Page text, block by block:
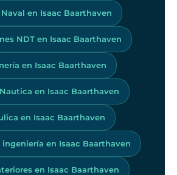
en Isaac Baarthaven
NDT en Isaac Baarthaven
en Isaac Baarthaven
en Isaac Baarthaven
en Isaac Baarthaven
ingeniería en Isaac Baarthaven
en Isaac Baarthaven